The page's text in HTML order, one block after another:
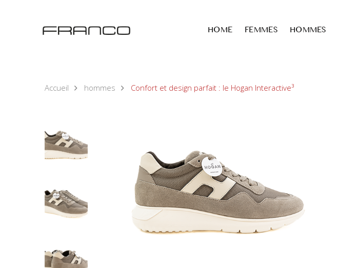
HOME FEMMES HOMMES
Accueil hommes Confort et design parfait : le Hogan Interactive³